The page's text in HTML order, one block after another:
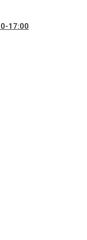
17:00